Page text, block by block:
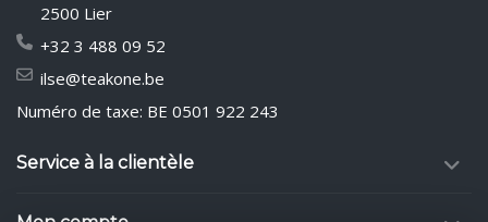
2500 Lier
+32 3 488 09 52
ilse@teakone.be
Numéro de taxe: BE 0501 922 243
Service à la clientèle